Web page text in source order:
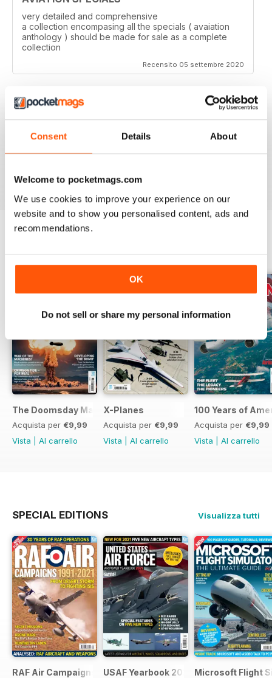
Consent Details About
Welcome to pocketmags.com
We use cookies to improve your experience on our
website and to show you personalised content, ads and
recommendations.
OK
Do not sell or share my personal information
very detailed and comprehensive
a collection encompasing all the specials ( avaiation
anthology ) should be made for sale as a complete
collection
Recensito 05 settembre 2020
EDIZIONI INDIETRO Visualizza tutti
The Doomsday Machines
Acquista per €9,99
Vista
Al carrello
X-Planes
Acquista per €9,99
Vista
Al carrello
100 Years of
Acquista per €9,99
Vista
Al carrello
SPECIAL EDITIONS Visualizza tutti
RAF Air Campaigns 1991-2021USAF Yearbook 2021 Microsoft Flight